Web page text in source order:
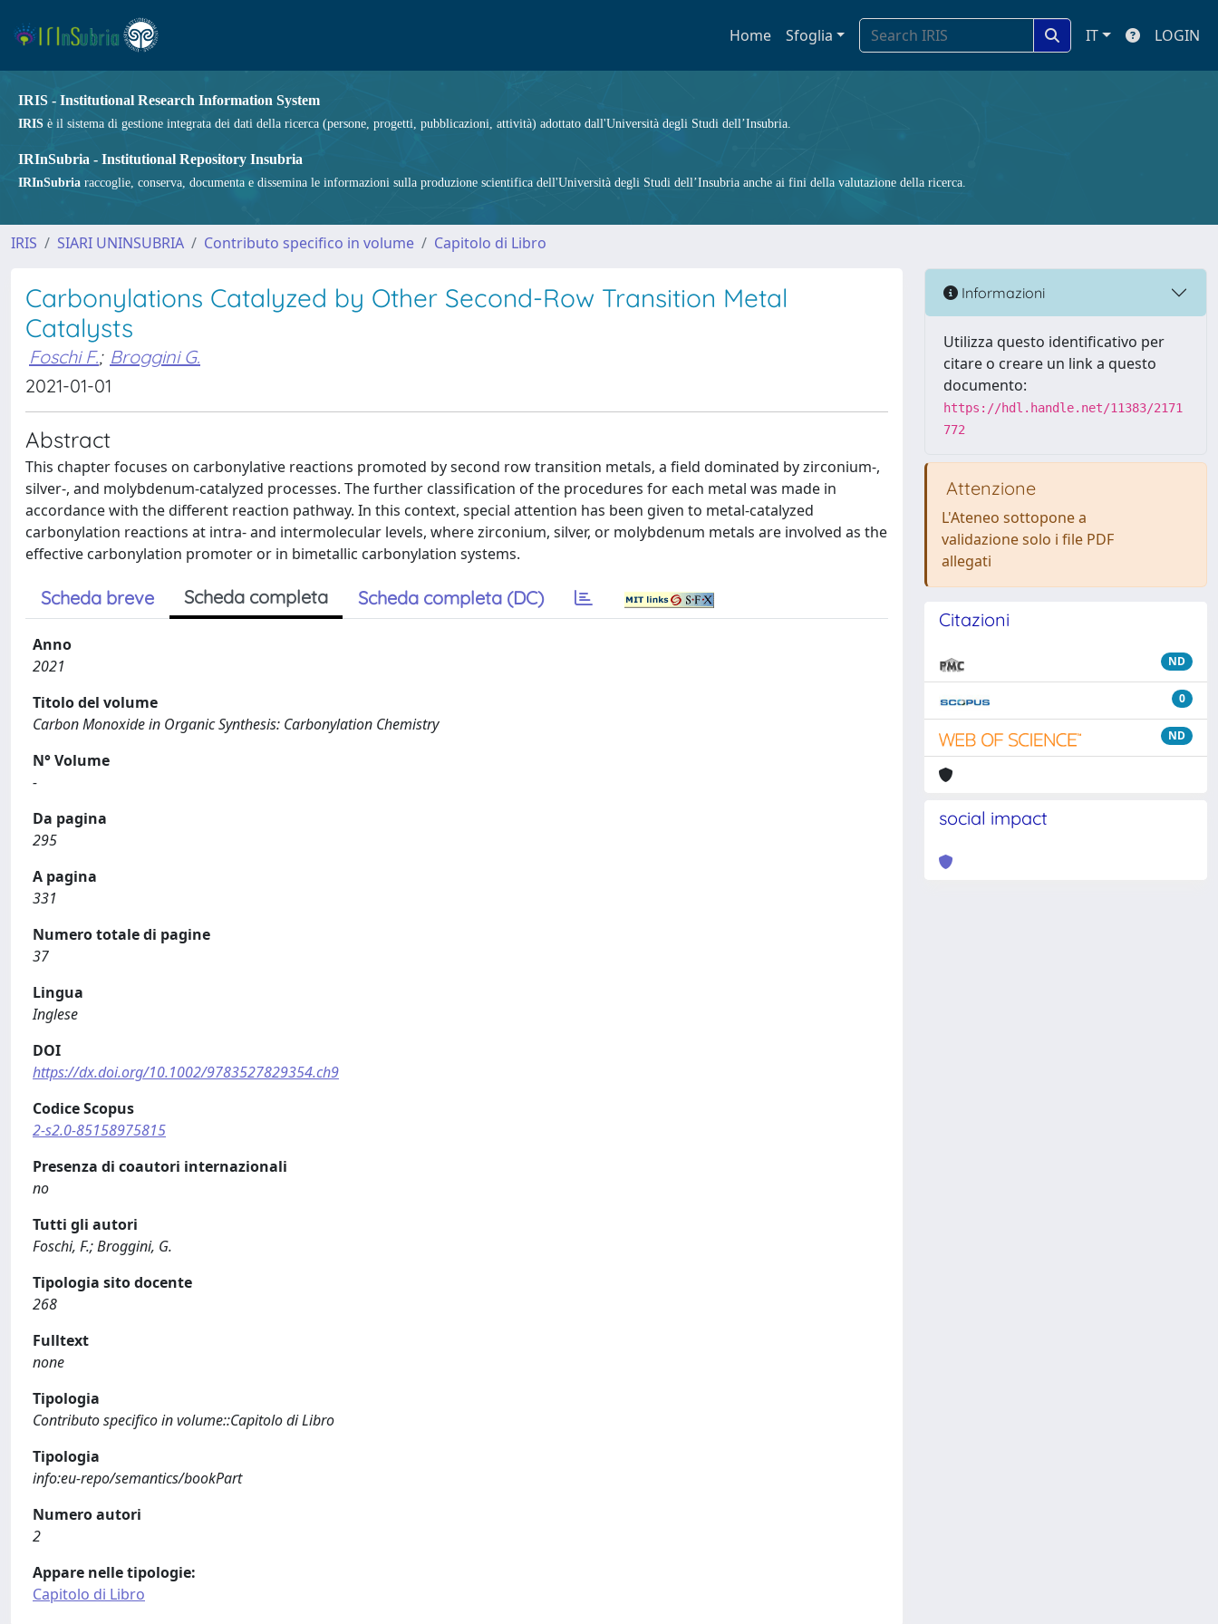
Home Sfoglia IT LOGIN
IRIS - Institutional Research Information System
IRIS è il sistema di gestione integrata dei dati della ricerca (persone, progetti, pubblicazioni, attività) adottato dall'Università degli Studi dell’Insubria.
IRInSubria - Institutional Repository Insubria
IRInSubria raccoglie, conserva, documenta e dissemina le informazioni sulla produzione scientifica dell'Università degli Studi dell’Insubria anche ai fini della valutazione della ricerca.
IRIS SIARI UNINSUBRIA Contributo specifico in volume Capitolo di Libro
Carbonylations Catalyzed by Other Second-Row Transition Metal
Catalysts
Foschi F.; Broggini G.
2021-01-01
Abstract
This chapter focuses on carbonylative reactions promoted by second row transition metals, a field dominated by zirconium-,
silver-, and molybdenum-catalyzed processes. The further classification of the procedures for each metal was made in
accordance with the different reaction pathway. In this context, special attention has been given to metal-catalyzed
carbonylation reactions at intra- and intermolecular levels, where zirconium, silver, or molybdenum metals are involved as the
effective carbonylation promoter or in bimetallic carbonylation systems.
Scheda breve Scheda completa Scheda completa (DC)
Anno
2021
Titolo del volume
Carbon Monoxide in Organic Synthesis: Carbonylation Chemistry
N° Volume
-
Da pagina
295
A pagina
331
Numero totale di pagine
37
Lingua
Inglese
DOI
https://dx.doi.org/10.1002/9783527829354.ch9
Codice Scopus
2-s2.0-85158975815
Presenza di coautori internazionali
no
Tutti gli autori
Foschi, F.; Broggini, G.
Tipologia sito docente
268
Fulltext
none
Tipologia
Contributo specifico in volume::Capitolo di Libro
Tipologia
info:eu-repo/semantics/bookPart
Numero autori
2
Appare nelle tipologie:
Capitolo di Libro
Informazioni
Utilizza questo identificativo per
citare o creare un link a questo
documento:
https://hdl.handle.net/11383/2171
772
Attenzione
L'Ateneo sottopone a
validazione solo i file PDF
allegati
Citazioni
ND
0
ND
social impact